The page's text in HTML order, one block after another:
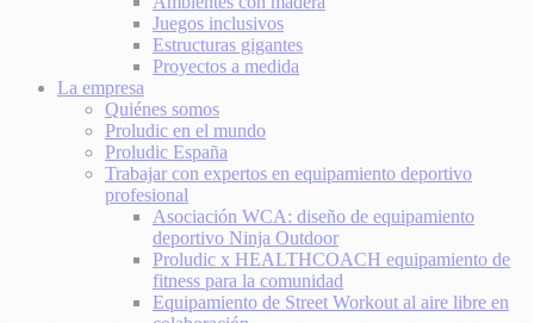
Juegos inclusivos
Estructuras gigantes
Proyectos a medida
La empresa
Quiénes somos
Proludic en el mundo
Proludic España
Trabajar con expertos en equipamiento deportivo
profesional
Asociación WCA: diseño de equipamiento
deportivo Ninja Outdoor
Proludic x HEALTHCOACH equipamiento de
fitness para la comunidad
Equipamiento de Street Workout al aire libre en